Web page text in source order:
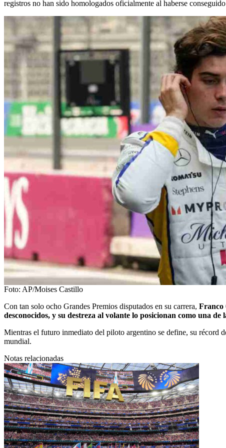
registros no han sido homologados oficialmente al haberse
Foto: AP/Moises Castillo
Con tan solo ocho Grandes Premios disputados en su carrera, Franco
desconocidos, y su destreza al volante lo posicionan como una de
Mientras el futuro inmediato del piloto argentino se define, su récord
mundial.
Notas relacionadas